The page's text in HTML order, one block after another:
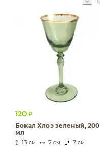
120 Р
Бокал Хлоэ зеленый, 200
мл
13 см 7 см 7 см